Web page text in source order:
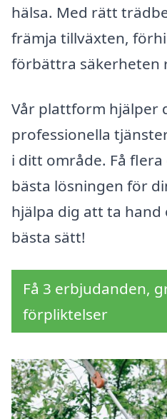
hälsa. Med rätt
främja tillväxten,
förbättra säkerheten
Vår plattform hjälper
professionella
i ditt område. Få
bästa lösningen för
hjälpa dig att ta hand
bästa sätt!
Få 3 erbjudanden,
förpliktelser